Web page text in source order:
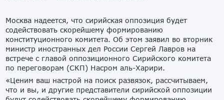
Москва надеется, что сирийская оппозиция будет
содействовать скорейшему формированию
конституционного комитета. Об этом заявил во вторник
министр иностранных дел России Сергей Лавров на
встрече с главой оппозиционного Сирийского комитета
по переговорам (СКП) Насром аль-Харири.
«Ценим ваш настрой на поиск развязок, рассчитываем,
что и вы, и другие представители сирийской оппозиции